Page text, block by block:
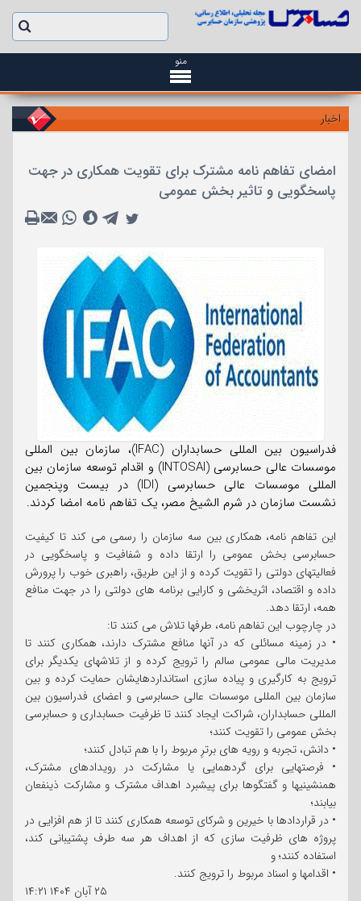
منو
اخبار
امضای تفاهم نامه مشترک برای تقویت همکاری در جهت
پاسخگویی و تاثیر بخش عمومی
فدراسیون بین المللی حسابداران (IFAC)، سازمان بین المللی
موسسات عالی حسابرسی (INTOSAI) و اقدام توسعه سازمان بین
المللی موسسات عالی حسابرسی (IDI) در بیست وپنجمین
نشست سازمان در شرم الشیخ مصر، یک تفاهم نامه امضا کردند.
این تفاهم نامه، همکاری بین سه سازمان را رسمی می کند تا کیفیت
حسابرسی بخش عمومی را ارتقا داده و شفافیت و پاسخگویی در
فعالیتهای دولتی را تقویت کرده و از این طریق، راهبری خوب را پرورش
داده و اقتصاد، اثریخشی و کارایی برنامه های دولتی را در جهت منافع
همه، ارتقا دهد.
در چارچوب این تفاهم نامه، طرفها تلاش می کنند تا:
• در زمینه مسائلی که در آنها منافع مشترک دارند، همکاری کنند تا
مدیریت مالی عمومی سالم را ترویج کرده و از تلاشهای یکدیگر برای
ترویج به کارگیری و پیاده سازی استانداردهایشان حمایت کرده و بین
سازمان بین المللی موسسات عالی حسابرسی و اعضای فدراسیون بین
المللی حسابداران، شراکت ایجاد کنند تا ظرفیت حسابداری و حسابرسی
بخش عمومی را تقویت کنند؛
• دانش، تجربه و رویه های برترِ مربوط را با هم تبادل کنند؛
• فرصتهایی برای گردهمایی یا مشارکت در رویدادهای مشترک،
همنشینیها و گفتگوها برای پیشبرد اهداف مشترک و مشارکت ذینفعان
بیابند؛
• در قراردادها با خیرین و شرکای توسعه همکاری کنند تا از هم افزایی در
پروژه های ظرفیت سازی که از اهداف هر سه طرف پشتیبانی کند،
استفاده کنند؛ و
• اقدامها و اسناد مربوط را ترویج کنند.
۲۵ آبان ۱۴۰۴
۱۴:۲۱